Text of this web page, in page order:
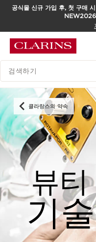
컨텐츠로 이동하기
공식몰 신규 가입 후, 첫 구매
범례 검색하기
클라랑스의 약속
뷰
기